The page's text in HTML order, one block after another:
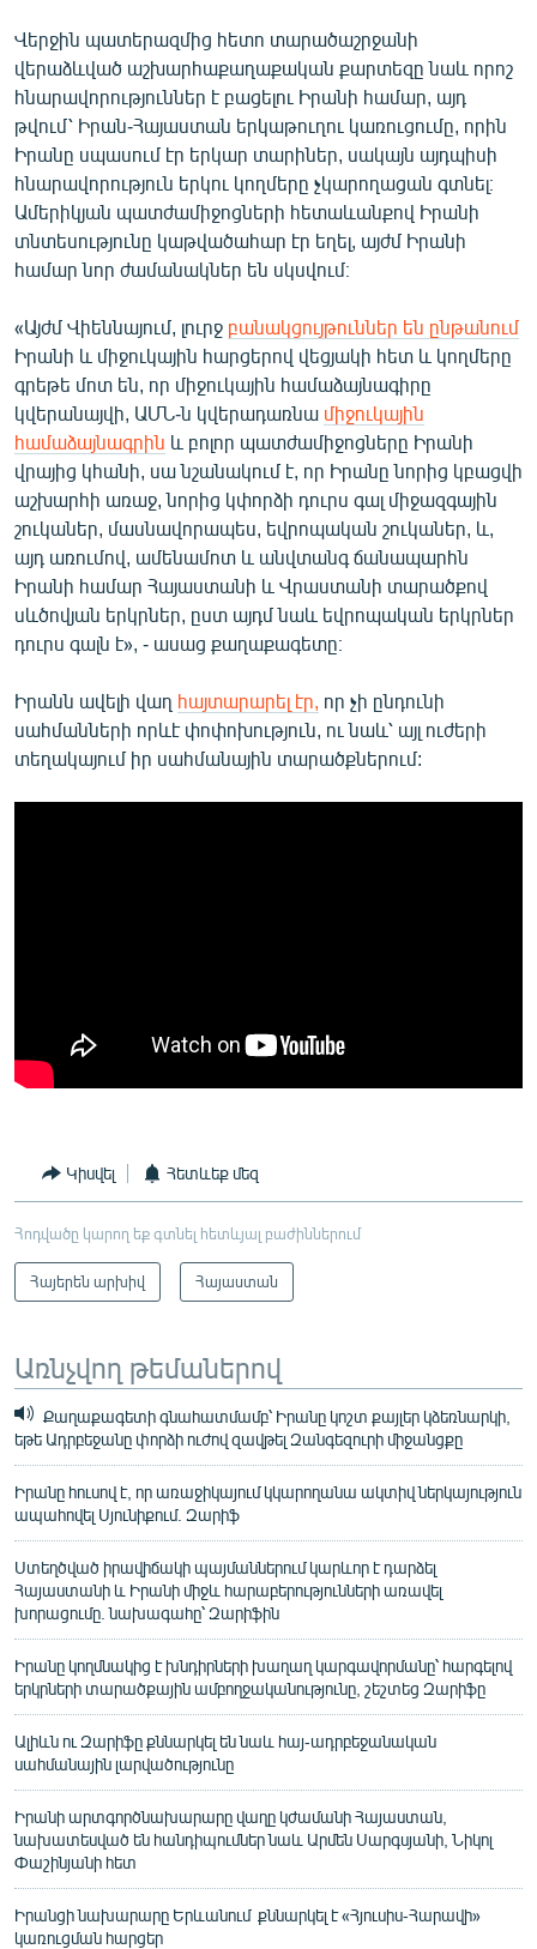
Վերջին պատերազմից հետո տարածաշրջանի
վերաձևված աշխարհաքաղաքական քարտեզը նաև որոշ
հնարավորություններ է բացելու Իրանի համար, այդ
թվում՝ Իրան-Հայաստան երկաթուղու կառուցումը, որին
Իրանը սպասում էր երկար տարիներ, սակայն այդպիսի
հնարավորություն երկու կողմերը չկարողացան գտնել։
Ամերիկյան պատժամիջոցների հետաևանքով Իրանի
տնտեսությունը կաթվածահար էր եղել, այժմ Իրանի
համար նոր ժամանակներ են սկսվում։
«Այժմ Վիեննայում, լուրջ բանակցույթուններ են ընթանում
Իրանի և միջուկային հարցերով վեցյակի հետ և կողմերը
գրեթե մոտ են, որ միջուկային համաձայնագիրը
կվերանայվի, ԱՄՆ-ն կվերադառնա միջուկային
համաձայնագրին և բոլոր պատժամիջոցները Իրանի
վրայից կհանի, սա նշանակում է, որ Իրանը նորից կբացվի
աշխարհի առաջ, նորից կփորձի դուրս գալ միջազգային
շուկաներ, մասնավորապես, եվրոպական շուկաներ, և,
այդ առումով, ամենամոտ և անվտանգ ճանապարհն
Իրանի համար Հայաստանի և Վրաստանի տարածքով
սևծովյան երկրներ, ըստ այդմ նաև եվրոպական երկրներ
դուրս գալն է», - ասաց քաղաքագետը։
Իրանն ավելի վաղ հայտարարել էր, որ չի ընդունի
սահմանների որևէ փոփոխություն, ու նաև՝ այլ ուժերի
տեղակայում իր սահմանային տարածքներում:
Կիսվել Հետևեք մեզ
Հոդվածը կարող եք գտնել հետևյալ բաժիններում
Հայերեն արխիվ Հայաստան
Առնչվող թեմաներով
Քաղաքագետի գնահատմամբ՝ Իրանը կոշտ քայլեր կձեռնարկի,
եթե Ադրբեջանը փորձի ուժով զավթել Զանգեզուրի միջանցքը
Իրանը հուսով է, որ առաջիկայում կկարողանա ակտիվ ներկայություն
ապահովել Սյունիքում. Զարիֆ
Ստեղծված իրավիճակի պայմաններում կարևոր է դարձել
Հայաստանի և Իրանի միջև հարաբերությունների առավել
խորացումը. նախագահը՝ Զարիֆին
Իրանը կողմնակից է խնդիրների խաղաղ կարգավորմանը՝ հարգելով
երկրների տարածքային ամբողջականությունը, շեշտեց Զարիֆը
Ալիևն ու Զարիֆը քննարկել են նաև հայ-ադրբեջանական
սահմանային լարվածությունը
Իրանի արտգործնախարարը վաղը կժամանի Հայաստան,
նախատեսված են հանդիպումներ նաև Արմեն Սարգսյանի, Նիկոլ
Փաշինյանի հետ
Իրանցի նախարարը Երևանում քննարկել է «Հյուսիս-Հարավի»
կառուցման հարցեր